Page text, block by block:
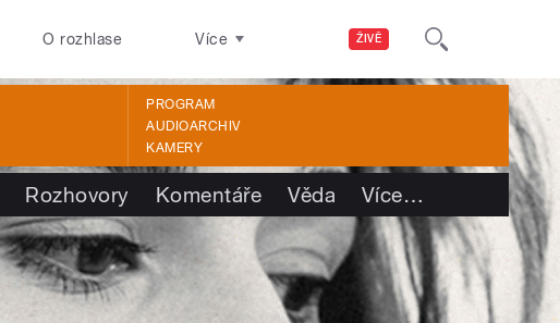
ŽIVĚ
O rozhlase Více
PROGRAM
AUDIOARCHIV
KAMERY
Rozhovory Komentáře Věda Více…